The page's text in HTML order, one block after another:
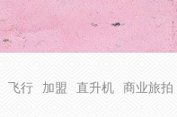
飞行 加盟 直升机 商业旅拍